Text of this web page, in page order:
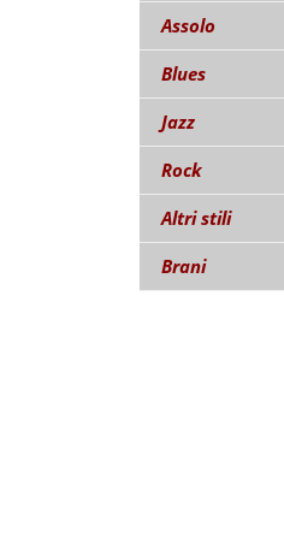
Assolo
Blues
Jazz
Rock
Altri stili
Brani